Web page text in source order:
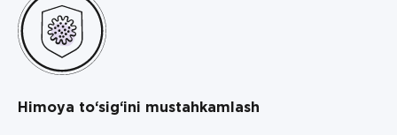
Himoya to‘sig‘ini mustahkamlash